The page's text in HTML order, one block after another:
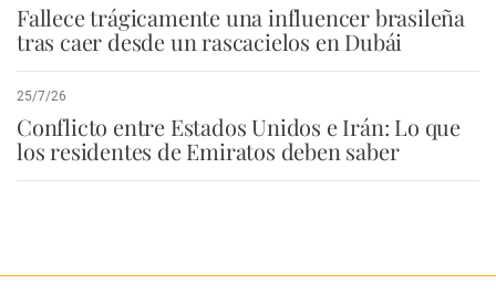
Fallece trágicamente una influencer brasileña
tras caer desde un rascacielos en Dubái
25/7/26
Conflicto entre Estados Unidos e Irán: Lo que
los residentes de Emiratos deben saber